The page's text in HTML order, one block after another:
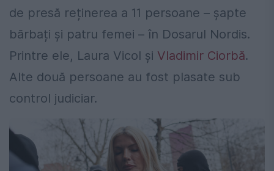
de presă reținerea a 11 persoane – șapte
bărbați și patru femei – în Dosarul Nordis.
Printre ele, Laura Vicol și Vladimir Ciorbă.
Alte două persoane au fost plasate sub
control judiciar.